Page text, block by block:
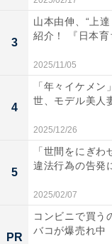
3
山本由伸、“上
紹介！ 『日本
2025/11/05
4
「年々イケメ
世、モデル美人
2025/12/26
5
「世間をにぎわ
違法行為の告発
2025/02/07
PR
コンビニで買う
バコが爆売れ中